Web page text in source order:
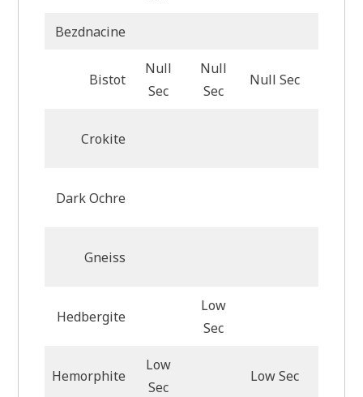
Bezdnacine
Bistot
Null
Sec
Null
Sec
Null Sec
Crokite
Dark Ochre
Gneiss
Hedbergite
Low
Sec
Hemorphite
Low
Sec
Low Sec